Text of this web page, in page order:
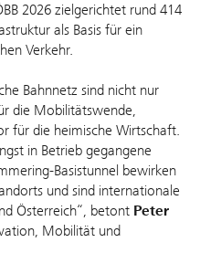
2026 zielgerichtet rund 414
als Basis für ein
Verkehr.
Bahnnetz sind nicht nur
die Mobilitätswende,
für die heimische Wirtschaft.
in Betrieb gegangene
Basistunnel bewirken
und sind internationale
Österreich“, betont Peter
Mobilität und